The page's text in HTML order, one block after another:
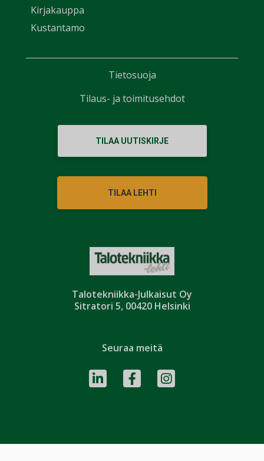
Talotekniikka-Julkaisut Oy
Sitratori 5, 00420 Helsinki
Kirjakauppa
Kustantamo
TILAA UUTISKIRJE
TILAA LEHTI
Seuraa meitä
Tietosuoja
Tilaus- ja toimitusehdot